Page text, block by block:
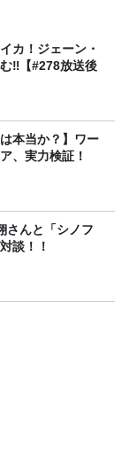
カ！ジェーン・
‼【#278放送後
本当か？】ワー
、実力検証！
さんと「シノフ
談！！